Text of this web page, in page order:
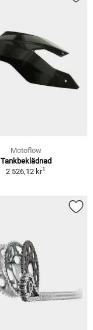
Motoflow
Tankbeklädnad
2 526,12 kr1